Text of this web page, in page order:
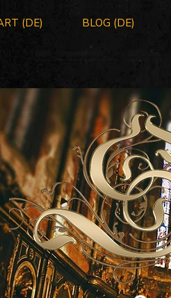
(DE) BLOG (DE)